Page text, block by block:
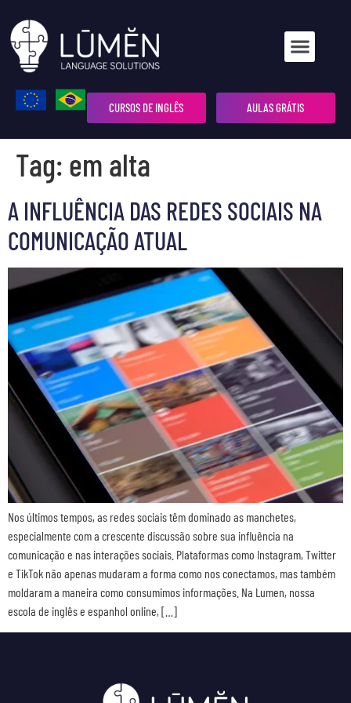
CURSOS DE INGLÊS AULAS GRÁTIS
Tag: em alta
A INFLUÊNCIA DAS REDES SOCIAIS NA
COMUNICAÇÃO ATUAL
Nos últimos tempos, as redes sociais têm dominado as manchetes,
especialmente com a crescente discussão sobre sua influência na
comunicação e nas interações sociais. Plataformas como Instagram, Twitter
e TikTok não apenas mudaram a forma como nos conectamos, mas também
moldaram a maneira como consumimos informações. Na Lumen, nossa
escola de inglês e espanhol online, […]